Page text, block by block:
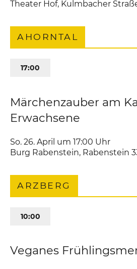
Theater Hof, Kulmbacher
AHORNTAL
17:00
Märchenzauber am
Erwachsene
So. 26. April um 17:00 Uhr
Burg Rabenstein, Rabenstein
ARZBERG
10:00
Veganes